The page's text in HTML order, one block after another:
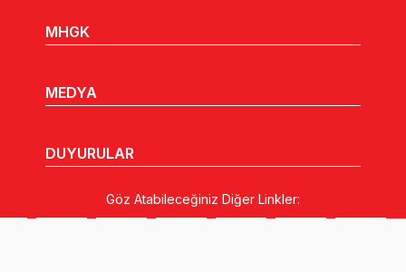
MHGK
MEDYA
DUYURULAR
Göz Atabileceğiniz Diğer Linkler: